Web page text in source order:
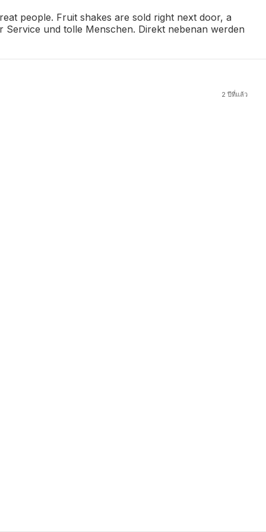
people. Fruit shakes are sold right next door, a
Service und tolle Menschen. Direkt nebenan werden
2 ปีที่แล้ว